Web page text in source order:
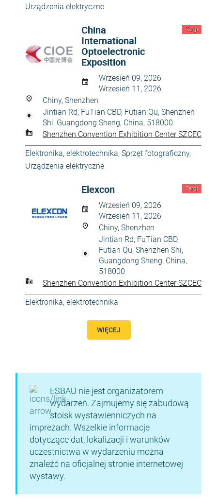
Urządzenia elektryczne
Targi
China
International
Optoelectronic
Exposition
Wrzesień 09, 2026
Wrzesień 11, 2026
Chiny, Shenzhen
Jintian Rd, FuTian CBD, Futian Qu, Shenzhen
Shi, Guangdong Sheng, China, 518000
Shenzhen Convention Exhibition Center SZCEC
Elektronika, elektrotechnika, Sprzęt fotograficzny,
Urządzenia elektryczne
Targi
Elexcon
Wrzesień 09, 2026
Wrzesień 11, 2026
Chiny, Shenzhen
Jintian Rd, FuTian CBD,
Futian Qu, Shenzhen Shi,
Guangdong Sheng, China,
518000
Shenzhen Convention Exhibition Center SZCEC
Elektronika, elektrotechnika
WIĘCEJ
ESBAU nie jest organizatorem
wydarzeń. Zajmujemy się zabudową
stoisk wystawienniczych na
imprezach. Wszelkie informacje
dotyczące dat, lokalizacji i warunków
uczestnictwa w wydarzeniu można
znaleźć na oficjalnej stronie internetowej
wystawy.